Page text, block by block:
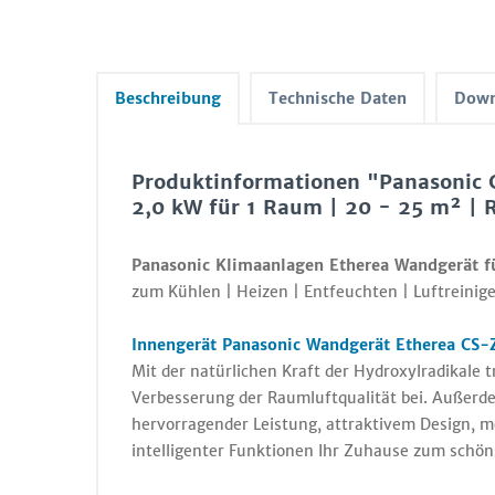
Beschreibung Technische Daten
Produktinformationen "Panasonic
2,0 kW für 1 Raum | 20 - 25 m² |
Panasonic Klimaanlagen Etherea
zum Kühlen | Heizen | Entfeuchten |
Innengerät Panasonic Wandgerät Etherea
Mit der natürlichen Kraft der
Verbesserung der Raumluftqualität bei.
hervorragender Leistung, attraktivem Design,
intelligenter Funktionen Ihr Zuhause zum